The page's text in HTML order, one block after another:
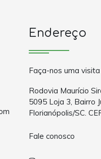
Endereço
Faça-nos uma visita
Rodovia Maurício
5095 Loja 3, Bairro
Florianópolis/SC.
Fale conosco